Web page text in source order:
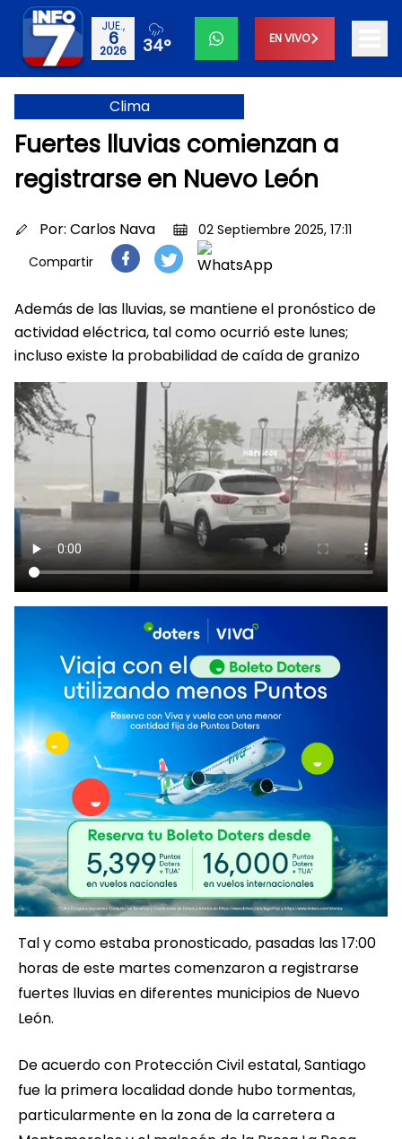
JUE.,
6
2026 34° EN VIVO
Clima
Fuertes lluvias comienzan a
registrarse en Nuevo León
Por: Carlos Nava
02 Septiembre 2025, 17:11
Compartir
Además de las lluvias, se mantiene el pronóstico de
actividad eléctrica, tal como ocurrió este lunes;
incluso existe la probabilidad de caída de granizo
Tal y como estaba pronosticado, pasadas las 17:00
horas de este martes comenzaron a registrarse
fuertes lluvias en diferentes municipios de Nuevo
León.
De acuerdo con Protección Civil estatal, Santiago
fue la primera localidad donde hubo tormentas,
particularmente en la zona de la carretera a